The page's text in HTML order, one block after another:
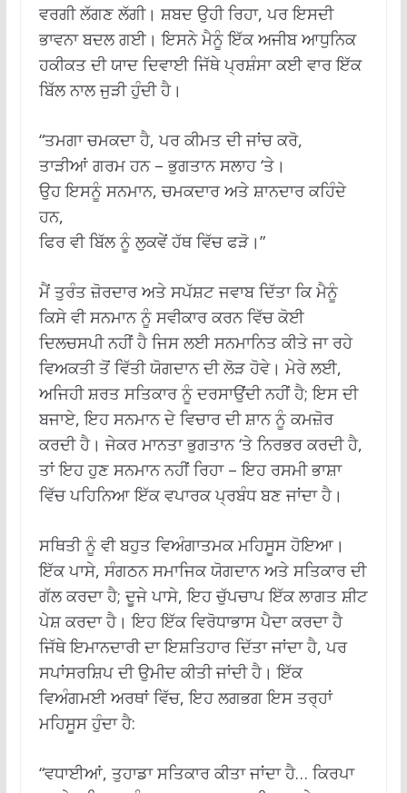
ਵਰਗੀ ਲੱਗਣ ਲੱਗੀ। ਸ਼ਬਦ ਉਹੀ ਰਿਹਾ, ਪਰ ਇਸਦੀ
ਭਾਵਨਾ ਬਦਲ ਗਈ। ਇਸਨੇ ਮੈਨੂੰ ਇੱਕ ਅਜੀਬ ਆਧੁਨਿਕ
ਹਕੀਕਤ ਦੀ ਯਾਦ ਦਿਵਾਈ ਜਿੱਥੇ ਪ੍ਰਸ਼ੰਸਾ ਕਈ ਵਾਰ ਇੱਕ
ਬਿੱਲ ਨਾਲ ਜੁੜੀ ਹੁੰਦੀ ਹੈ।
“ਤਮਗਾ ਚਮਕਦਾ ਹੈ, ਪਰ ਕੀਮਤ ਦੀ ਜਾਂਚ ਕਰੋ,
ਤਾੜੀਆਂ ਗਰਮ ਹਨ – ਭੁਗਤਾਨ ਸਲਾਹ ‘ਤੇ।
ਉਹ ਇਸਨੂੰ ਸਨਮਾਨ, ਚਮਕਦਾਰ ਅਤੇ ਸ਼ਾਨਦਾਰ ਕਹਿੰਦੇ
ਹਨ,
ਫਿਰ ਵੀ ਬਿੱਲ ਨੂੰ ਲੁਕਵੇਂ ਹੱਥ ਵਿੱਚ ਫੜੋ।”
ਮੈਂ ਤੁਰੰਤ ਜ਼ੋਰਦਾਰ ਅਤੇ ਸਪੱਸ਼ਟ ਜਵਾਬ ਦਿੱਤਾ ਕਿ ਮੈਨੂੰ
ਕਿਸੇ ਵੀ ਸਨਮਾਨ ਨੂੰ ਸਵੀਕਾਰ ਕਰਨ ਵਿੱਚ ਕੋਈ
ਦਿਲਚਸਪੀ ਨਹੀਂ ਹੈ ਜਿਸ ਲਈ ਸਨਮਾਨਿਤ ਕੀਤੇ ਜਾ ਰਹੇ
ਵਿਅਕਤੀ ਤੋਂ ਵਿੱਤੀ ਯੋਗਦਾਨ ਦੀ ਲੋੜ ਹੋਵੇ। ਮੇਰੇ ਲਈ,
ਅਜਿਹੀ ਸ਼ਰਤ ਸਤਿਕਾਰ ਨੂੰ ਦਰਸਾਉਂਦੀ ਨਹੀਂ ਹੈ; ਇਸ ਦੀ
ਬਜਾਏ, ਇਹ ਸਨਮਾਨ ਦੇ ਵਿਚਾਰ ਦੀ ਸ਼ਾਨ ਨੂੰ ਕਮਜ਼ੋਰ
ਕਰਦੀ ਹੈ। ਜੇਕਰ ਮਾਨਤਾ ਭੁਗਤਾਨ ‘ਤੇ ਨਿਰਭਰ ਕਰਦੀ ਹੈ,
ਤਾਂ ਇਹ ਹੁਣ ਸਨਮਾਨ ਨਹੀਂ ਰਿਹਾ – ਇਹ ਰਸਮੀ ਭਾਸ਼ਾ
ਵਿੱਚ ਪਹਿਨਿਆ ਇੱਕ ਵਪਾਰਕ ਪ੍ਰਬੰਧ ਬਣ ਜਾਂਦਾ ਹੈ।
ਸਥਿਤੀ ਨੂੰ ਵੀ ਬਹੁਤ ਵਿਅੰਗਾਤਮਕ ਮਹਿਸੂਸ ਹੋਇਆ।
ਇੱਕ ਪਾਸੇ, ਸੰਗਠਨ ਸਮਾਜਿਕ ਯੋਗਦਾਨ ਅਤੇ ਸਤਿਕਾਰ ਦੀ
ਗੱਲ ਕਰਦਾ ਹੈ; ਦੂਜੇ ਪਾਸੇ, ਇਹ ਚੁੱਪਚਾਪ ਇੱਕ ਲਾਗਤ ਸ਼ੀਟ
ਪੇਸ਼ ਕਰਦਾ ਹੈ। ਇਹ ਇੱਕ ਵਿਰੋਧਾਭਾਸ ਪੈਦਾ ਕਰਦਾ ਹੈ
ਜਿੱਥੇ ਇਮਾਨਦਾਰੀ ਦਾ ਇਸ਼ਤਿਹਾਰ ਦਿੱਤਾ ਜਾਂਦਾ ਹੈ, ਪਰ
ਸਪਾਂਸਰਸ਼ਿਪ ਦੀ ਉਮੀਦ ਕੀਤੀ ਜਾਂਦੀ ਹੈ। ਇੱਕ
ਵਿਅੰਗਮਈ ਅਰਥਾਂ ਵਿੱਚ, ਇਹ ਲਗਭਗ ਇਸ ਤਰ੍ਹਾਂ
ਮਹਿਸੂਸ ਹੁੰਦਾ ਹੈ:
“ਵਧਾਈਆਂ, ਤੁਹਾਡਾ ਸਤਿਕਾਰ ਕੀਤਾ ਜਾਂਦਾ ਹੈ… ਕਿਰਪਾ